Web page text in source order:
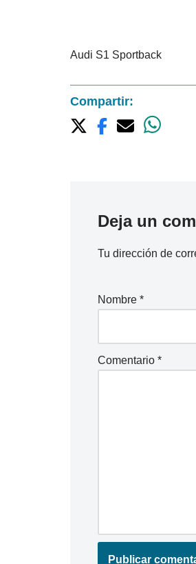
Audi S1 Sportback
Compartir:
Deja un
Tu dirección de
Nombre *
Comentario *